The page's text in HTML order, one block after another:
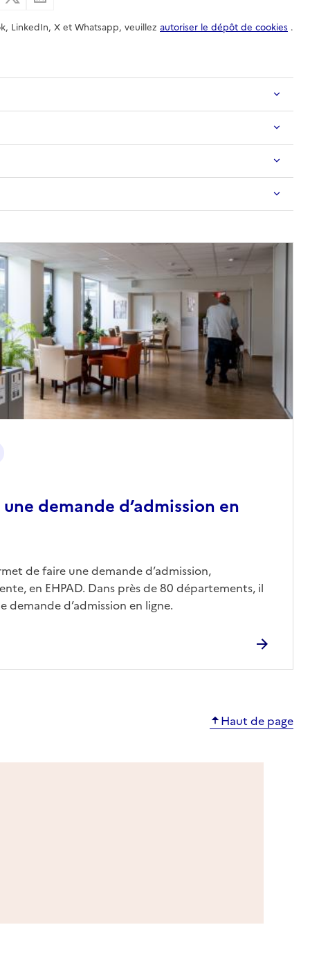
LinkedIn, X et Whatsapp, veuillez autoriser le dépôt de cookies .
demande d’admission en
de faire une demande d’admission,
en EHPAD. Dans près de 80 départements, il
demande d’admission en ligne.
Haut de page